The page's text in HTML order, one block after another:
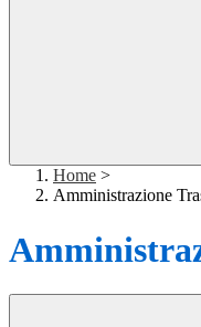
Home >
Amministrazione